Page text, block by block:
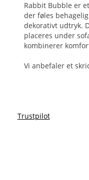
Rabbit Bubble er
der føles
dekorativt udtryk.
placeres under
kombinerer
Vi anbefaler et
Trustpilot